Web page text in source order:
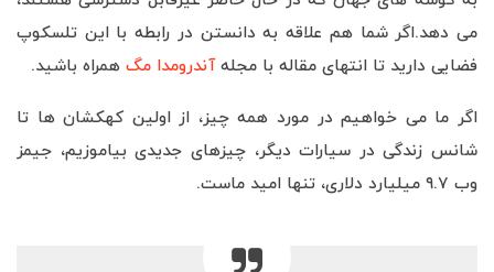
می دهد.اگر شما هم علاقه به دانستن در رابطه با این تلسکوپ
فضایی دارید تا انتهای مقاله با مجلهآندرومدا مگ همراه باشید.
اگر ما می خواهیم در مورد همه چیز، از اولین كهكشان ها تا
شانس زندگی در سیارات دیگر، چیزهای جدیدی بیاموزیم، جیمز
وب ۹.۷ میلیارد دلاری، تنها امید ماست.